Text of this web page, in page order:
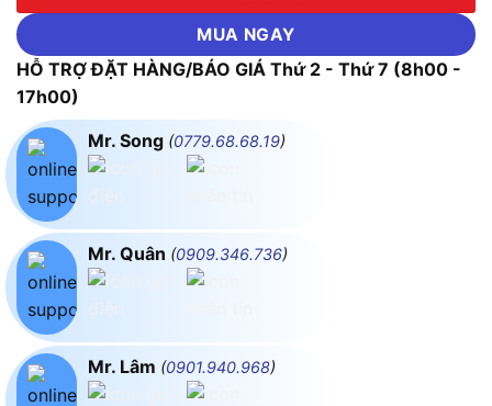
MUA NGAY
HỖ TRỢ ĐẶT HÀNG/BÁO GIÁ Thứ 2 - Thứ 7 (8h00 -
17h00)
Mr. Song (0779.68.68.19)
Mr. Quân (0909.346.736)
Mr. Lâm (0901.940.968)